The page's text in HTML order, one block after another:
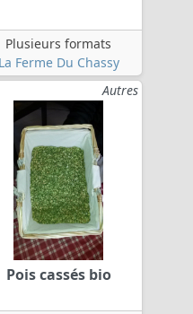
Plusieurs formats
La Ferme Du Chassy
Autres
Pois cassés bio